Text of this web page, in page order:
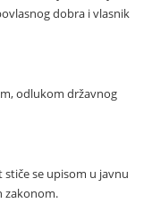
dobra i vlasnik
odlukom državnog
se upisom u javnu
zakonom.